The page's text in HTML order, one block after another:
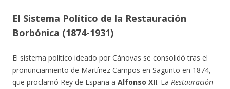
El Sistema Político de la Restauración
Borbónica (1874-1931)
El sistema político ideado por Cánovas se consolidó tras el
pronunciamiento de Martínez Campos en Sagunto en 1874,
que proclamó Rey de España a Alfonso XII. La Restauración